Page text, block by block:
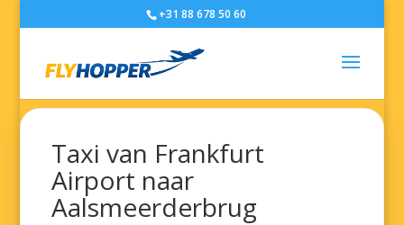
+31 88 678 50 60
Taxi van Frankfurt
Airport naar
Aalsmeerderbrug